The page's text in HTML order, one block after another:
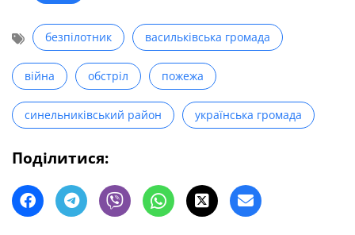
безпілотник васильківська громада
війна обстріл пожежа
синельниківський район українська громада
Поділитися: